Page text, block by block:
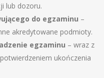
lub dozoru.
do egzaminu –
akredytowane podmioty.
egzaminu – wraz z
ukończenia